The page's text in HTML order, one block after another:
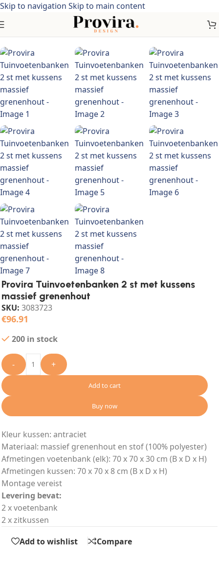
Skip to navigation Skip to main content
Home
Meubelen > Tuinmeubelen > Tuinzitjes> Acaciahout
Provira Tuinvoetenbanken 2 st met kussens
massief grenenhout
SKU: 3083723
€96.91
200 in stock
- +
Add to cart
Buy now
Kleur kussen: antraciet
Materiaal: massief grenenhout en stof (100% polyester)
Afmetingen voetenbank (elk): 70 x 70 x 30 cm (B x D x H)
Afmetingen kussen: 70 x 70 x 8 cm (B x D x H)
Montage vereist
Levering bevat:
2 x voetenbank
2 x zitkussen
Add to wishlist
Compare